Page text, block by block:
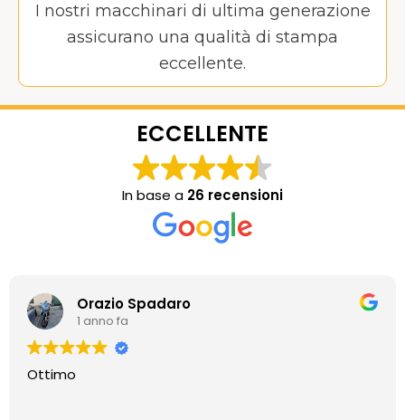
I nostri macchinari di ultima generazione
assicurano una qualità di stampa
eccellente.
ECCELLENTE
In base a 26 recensioni
Orazio Spadaro
1 anno fa
Ottimo